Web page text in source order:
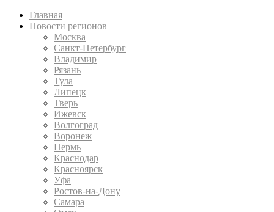
Главная
Новости регионов
Москва
Санкт-Петербург
Владимир
Рязань
Тула
Липецк
Тверь
Ижевск
Волгоград
Воронеж
Пермь
Краснодар
Красноярск
Уфа
Ростов-на-Дону
Самара